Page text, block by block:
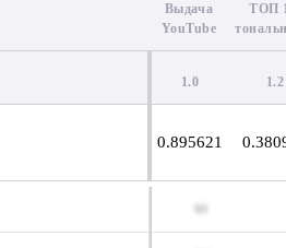
Выдача
YouTube
ТОП
1.0 1.2
0.895621